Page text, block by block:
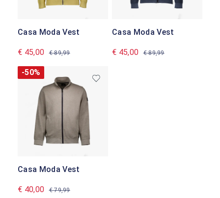
Casa Moda Vest
€ 45,00 € 89,99
Casa Moda Vest
€ 45,00 € 89,99
-50%
Casa Moda Vest
€ 40,00 € 79,99